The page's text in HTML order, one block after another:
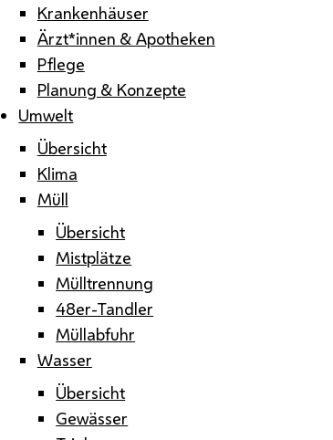
Krankenhäuser
Ärzt*innen & Apotheken
Pflege
Planung & Konzepte
Umwelt
Übersicht
Klima
Müll
Übersicht
Mistplätze
Mülltrennung
48er-Tandler
Müllabfuhr
Wasser
Übersicht
Gewässer